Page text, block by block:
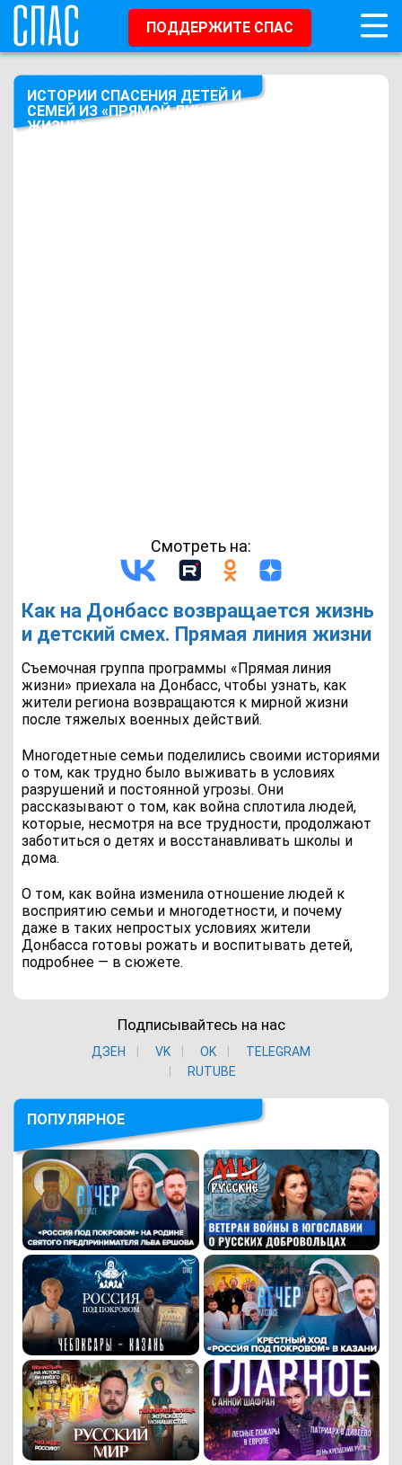
ПОДДЕРЖИТЕ СПАС
ИСТОРИИ СПАСЕНИЯ ДЕТЕЙ И
СЕМЕЙ ИЗ «ПРЯМОЙ ЛИНИИ
ЖИЗНИ»
Смотреть на:
Как на Донбасс возвращается жизнь
и детский смех. Прямая линия жизни
Съемочная группа программы «Прямая линия
жизни» приехала на Донбасс, чтобы узнать, как
жители региона возвращаются к мирной жизни
после тяжелых военных действий.
Многодетные семьи поделились своими историями
о том, как трудно было выживать в условиях
разрушений и постоянной угрозы. Они
рассказывают о том, как война сплотила людей,
которые, несмотря на все трудности, продолжают
заботиться о детях и восстанавливать школы и
дома.
О том, как война изменила отношение людей к
восприятию семьи и многодетности, и почему
даже в таких непростых условиях жители
Донбасса готовы рожать и воспитывать детей,
подробнее — в сюжете.
Подписывайтесь на нас
ДЗЕН VK ОK
TELEGRAM
RUTUBE
ПОПУЛЯРНОЕ